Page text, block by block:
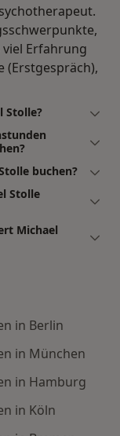
Erfahrung
(Erstgespräch),
Stolle?
buchen?
Stolle
Michael
in Berlin
in München
in Hamburg
in Köln